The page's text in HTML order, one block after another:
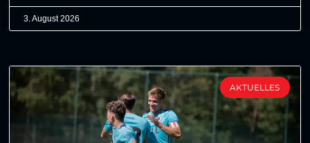
3. August 2026
AKTUELLES